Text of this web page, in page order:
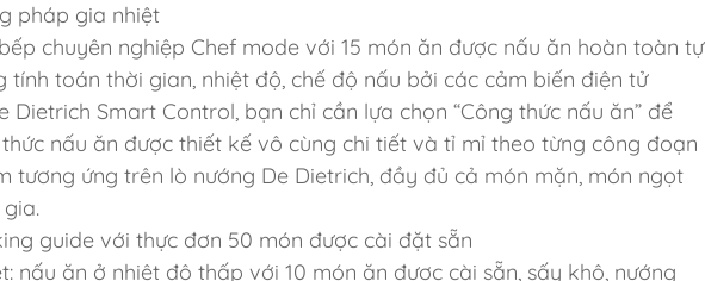
pháp gia nhiệt
chuyên nghiệp Chef mode với 15 món ăn được nấu ăn hoàn toàn tự
tính toán thời gian, nhiệt độ, chế độ nấu bởi các cảm biến điện tử
Dietrich Smart Control, bạn chỉ cần lựa chọn “Công thức nấu ăn” để
nấu ăn được thiết kế vô cùng chi tiết và tỉ mỉ theo từng công đoạn
tương ứng trên lò nướng De Dietrich, đầy đủ cả món mặn, món ngọt
guide với thực đơn 50 món được cài đặt sẵn
nấu ăn ở nhiệt độ thấp với 10 món ăn được cài sẵn, sấy khô, nướng